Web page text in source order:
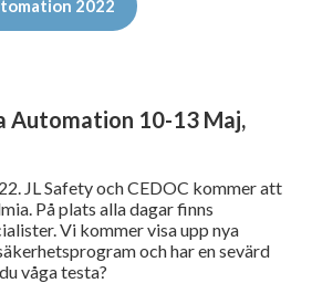
2022
Automation 10-13 Maj,
JL Safety och CEDOC kommer att
På plats alla dagar finns
Vi kommer visa upp nya
och har en sevärd
våga testa?